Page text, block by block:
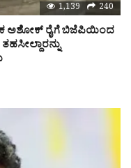
1,139 240
ಅಶೋಕ್ ರೈಗೆ ಬಿಜೆಪಿಯಿಂದ